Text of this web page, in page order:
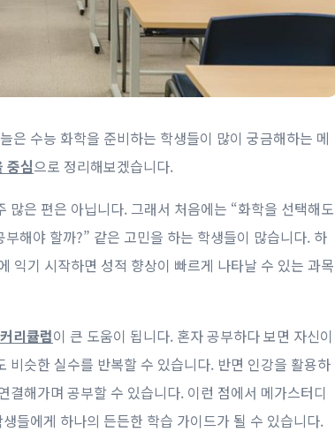
은 수능 화학을 준비하는 학생들이 많이 궁금해하는 메
중심으로 정리해보겠습니다.
은 편은 아닙니다. 그래서 처음에는 “화학을 선택해도
해야 할까?” 같은 고민을 하는 학생들이 많습니다. 하
익기 시작하면 성적 향상이 빠르게 나타날 수 있는 과목
리큘럼이 큰 도움이 됩니다. 혼자 공부하다 보면 자신이
슷한 실수를 반복할 수 있습니다. 반면 인강을 활용하
해가며 공부할 수 있습니다. 이런 점에서 메가스터디
들에게 하나의 든든한 학습 가이드가 될 수 있습니다.